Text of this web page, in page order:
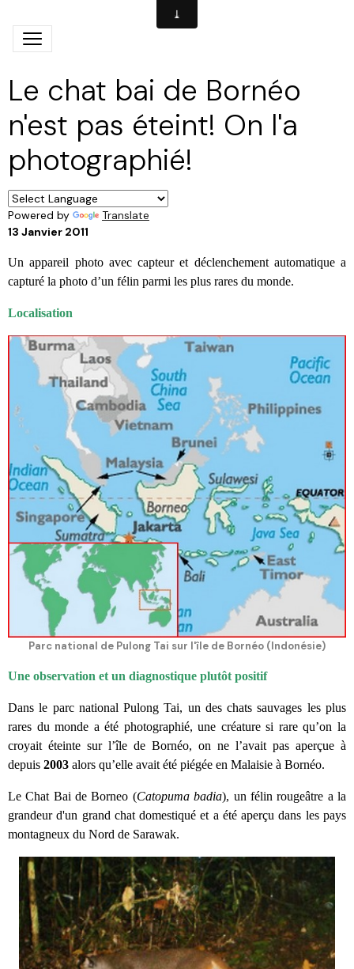
Le chat bai de Bornéo
n'est pas éteint! On l'a
photographié!
Powered by
Translate
13 Janvier 2011
Un appareil photo avec capteur et déclenchement automatique a
capturé la photo d’un félin parmi les plus rares du monde.
Localisation
Parc national de Pulong Tai sur l'île de Bornéo (Indonésie)
Une observation et un diagnostique plutôt positif
Dans le parc national Pulong Tai, un des chats sauvages les plus
rares du monde a été photographié, une créature si rare qu’on la
croyait éteinte sur l’île de Bornéo, on ne l’avait pas aperçue à
depuis 2003 alors qu’elle avait été piégée en Malaisie à Bornéo.
Le Chat Bai de Borneo (Catopuma badia), un félin rougeâtre a la
grandeur d'un grand chat domestiqué et a été aperçu dans les pays
montagneux du Nord de Sarawak.